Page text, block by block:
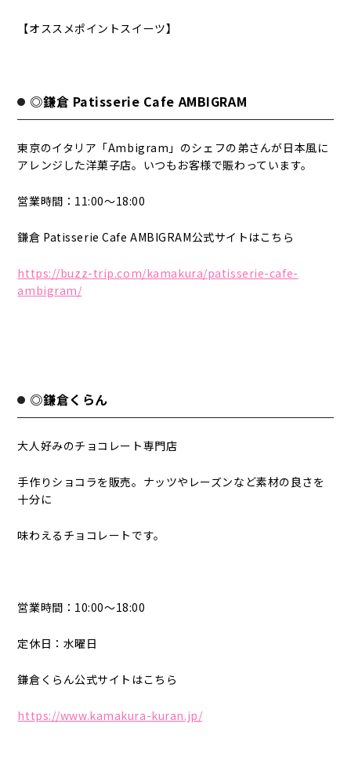
【オススメポイントスイーツ】
◎鎌倉 Patisserie Cafe AMBIGRAM
東京のイタリア「Ambigram」のシェフの弟さんが日本風に
アレンジした洋菓子店。いつもお客様で賑わっています。
営業時間：11:00～18:00
鎌倉 Patisserie Cafe AMBIGRAM公式サイトはこちら
https://buzz-trip.com/kamakura/patisserie-cafe-
ambigram/
◎鎌倉くらん
大人好みのチョコレート専門店
手作りショコラを販売。ナッツやレーズンなど素材の良さを
十分に
味わえるチョコレートです。
営業時間：10:00～18:00
定休日：水曜日
鎌倉くらん公式サイトはこちら
https://www.kamakura-kuran.jp/